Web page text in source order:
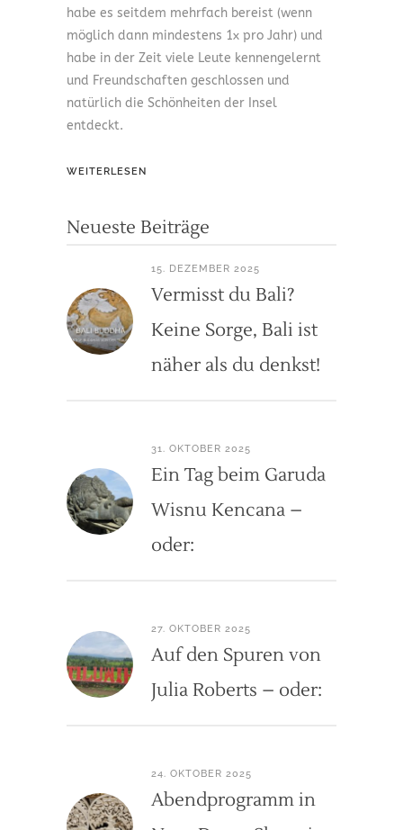
habe es seitdem mehrfach bereist (wenn
möglich dann mindestens 1x pro Jahr) und
habe in der Zeit viele Leute kennengelernt
und Freundschaften geschlossen und
natürlich die Schönheiten der Insel
entdeckt.
WEITERLESEN
Neueste Beiträge
15. DEZEMBER 2025
Vermisst du Bali?
Keine Sorge, Bali ist
näher als du denkst!
31. OKTOBER 2025
Ein Tag beim Garuda
Wisnu Kencana –
oder:
27. OKTOBER 2025
Auf den Spuren von
Julia Roberts – oder:
24. OKTOBER 2025
Abendprogramm in